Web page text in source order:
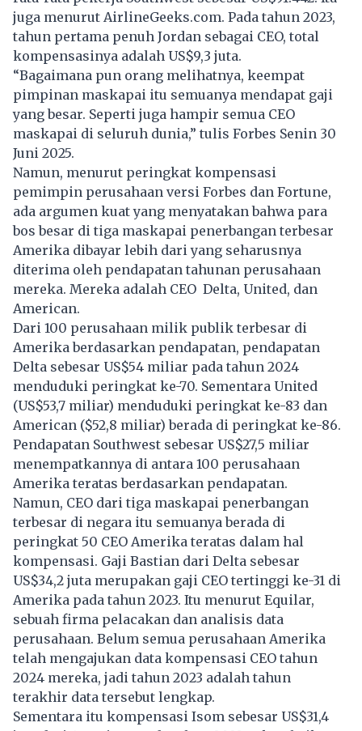
juga menurut AirlineGeeks.com. Pada tahun 2023,
tahun pertama penuh Jordan sebagai CEO, total
kompensasinya adalah US$9,3 juta.
“Bagaimana pun orang melihatnya, keempat
pimpinan maskapai itu semuanya mendapat gaji
yang besar. Seperti juga hampir semua CEO
maskapai di seluruh dunia,” tulis Forbes Senin 30
Juni 2025.
Namun, menurut peringkat kompensasi
pemimpin perusahaan versi Forbes dan Fortune,
ada argumen kuat yang menyatakan bahwa para
bos besar di tiga maskapai penerbangan terbesar
Amerika dibayar lebih dari yang seharusnya
diterima oleh pendapatan tahunan perusahaan
mereka. Mereka adalah CEO Delta, United, dan
American.
Dari 100 perusahaan milik publik terbesar di
Amerika berdasarkan pendapatan, pendapatan
Delta sebesar US$54 miliar pada tahun 2024
menduduki peringkat ke-70. Sementara United
(US$53,7 miliar) menduduki peringkat ke-83 dan
American ($52,8 miliar) berada di peringkat ke-86.
Pendapatan Southwest sebesar US$27,5 miliar
menempatkannya di antara 100 perusahaan
Amerika teratas berdasarkan pendapatan.
Namun, CEO dari tiga maskapai penerbangan
terbesar di negara itu semuanya berada di
peringkat 50 CEO Amerika teratas dalam hal
kompensasi. Gaji Bastian dari Delta sebesar
US$34,2 juta merupakan gaji CEO tertinggi ke-31 di
Amerika pada tahun 2023. Itu menurut Equilar,
sebuah firma pelacakan dan analisis data
perusahaan. Belum semua perusahaan Amerika
telah mengajukan data kompensasi CEO tahun
2024 mereka, jadi tahun 2023 adalah tahun
terakhir data tersebut lengkap.
Sementara itu kompensasi Isom sebesar US$31,4